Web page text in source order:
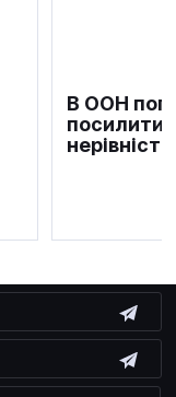
В ООН
посилити
нерівність